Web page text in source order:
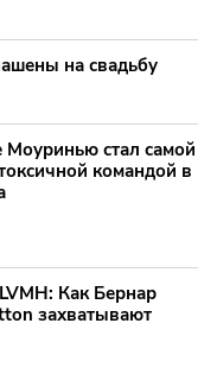
на свадьбу
Моуринью стал самой
командой в
Как Бернар
захватывают